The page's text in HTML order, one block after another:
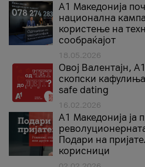
A1 Македонија
национална
користење на
сообраќајот
18.05.2026
Овој Валентајн,
скопски кафулиња
safe dating
16.02.2026
А1 Македонија ја
Подари на
корисници